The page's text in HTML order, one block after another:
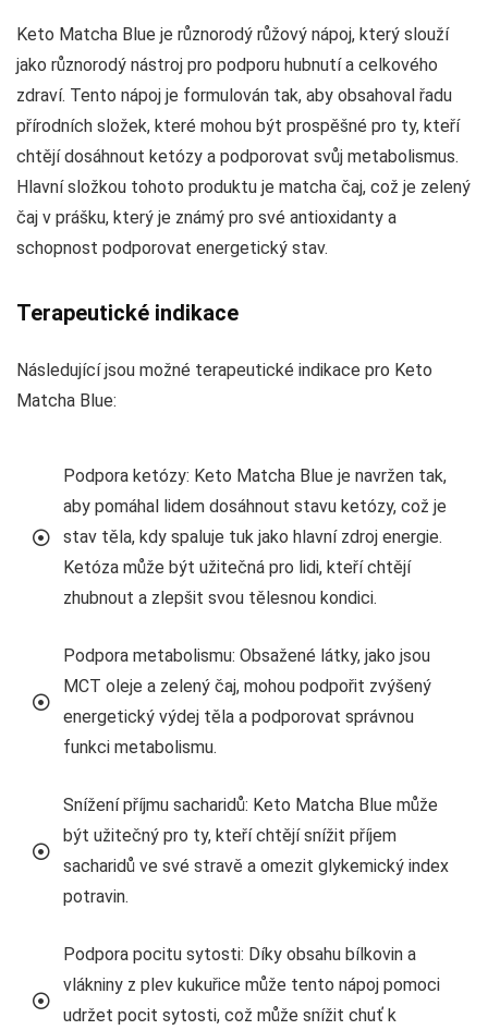
Keto Matcha Blue je různorodý růžový nápoj, který slouží
jako různorodý nástroj pro podporu hubnutí a celkového
zdraví. Tento nápoj je formulován tak, aby obsahoval řadu
přírodních složek, které mohou být prospěšné pro ty, kteří
chtějí dosáhnout ketózy a podporovat svůj metabolismus.
Hlavní složkou tohoto produktu je matcha čaj, což je zelený
čaj v prášku, který je známý pro své antioxidanty a
schopnost podporovat energetický stav.
Terapeutické indikace
Následující jsou možné terapeutické indikace pro Keto
Matcha Blue:
Podpora ketózy: Keto Matcha Blue je navržen tak,
aby pomáhal lidem dosáhnout stavu ketózy, což je
stav těla, kdy spaluje tuk jako hlavní zdroj energie.
Ketóza může být užitečná pro lidi, kteří chtějí
zhubnout a zlepšit svou tělesnou kondici.
Podpora metabolismu: Obsažené látky, jako jsou
MCT oleje a zelený čaj, mohou podpořit zvýšený
energetický výdej těla a podporovat správnou
funkci metabolismu.
Snížení příjmu sacharidů: Keto Matcha Blue může
být užitečný pro ty, kteří chtějí snížit příjem
sacharidů ve své stravě a omezit glykemický index
potravin.
Podpora pocitu sytosti: Díky obsahu bílkovin a
vlákniny z plev kukuřice může tento nápoj pomoci
udržet pocit sytosti, což může snížit chuť k